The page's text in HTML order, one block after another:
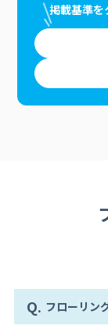
掲載基準を
Q. フローリン